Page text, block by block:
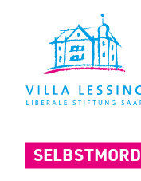
SELBSTMORD